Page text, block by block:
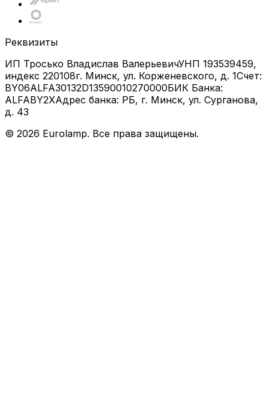
Реквизиты
ИП Тросько Владислав ВалерьевичУНП 193539459,
индекс 220108г. Минск, ул. Корженевского, д. 1Счет:
BY06ALFA30132D13590010270000БИК Банка:
ALFABY2XАдрес банка: РБ, г. Минск, ул. Сурганова,
д. 43
© 2026 Eurolamp. Все права защищены.